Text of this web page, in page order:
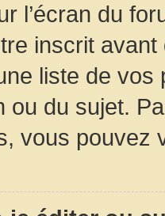
l’écran du
inscrit
liste de
ou du sujet.
vous pouvez